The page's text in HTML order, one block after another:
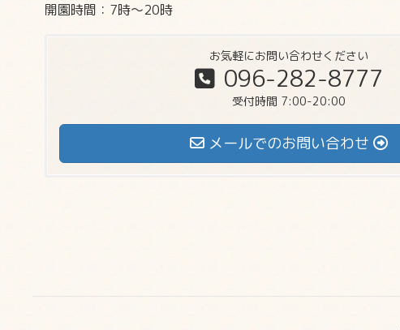
開園時間：7時～20時
お気軽にお問い合わせください
096-282-8777
受付時間 7:00-20:00
メールでのお問い合わせ